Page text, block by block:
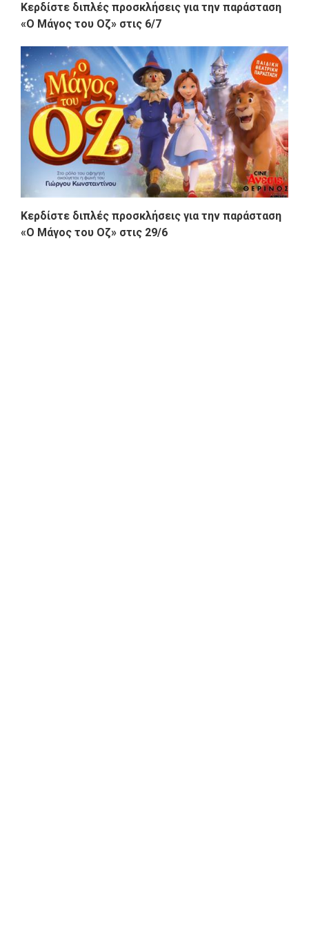
Κερδίστε διπλές προσκλήσεις για την παράσταση
«Ο Μάγος του Οζ» στις 6/7
Κερδίστε διπλές προσκλήσεις για την παράσταση
«Ο Μάγος του Οζ» στις 29/6